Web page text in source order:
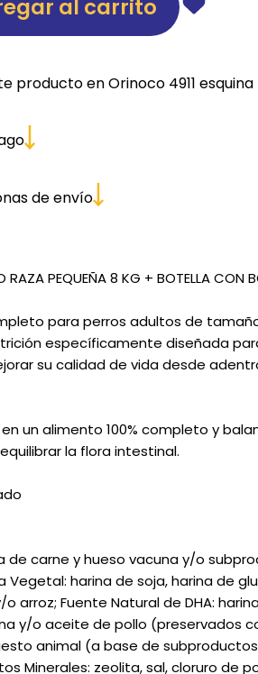
THREE CATS
al carrito
producto en Orinoco 4911 esquina
de envío
RAZA PEQUEÑA 8 KG + BOTELLA CON
para perros adultos de
específicamente diseñada
su calidad de vida desde
un alimento 100% completo y
la flora intestinal.
de carne y hueso vacuna y/o
Vegetal: harina de soja, harina de
arroz; Fuente Natural de DHA:
y/o aceite de pollo (preservados
animal (a base de
Minerales: zeolita, sal, cloruro de